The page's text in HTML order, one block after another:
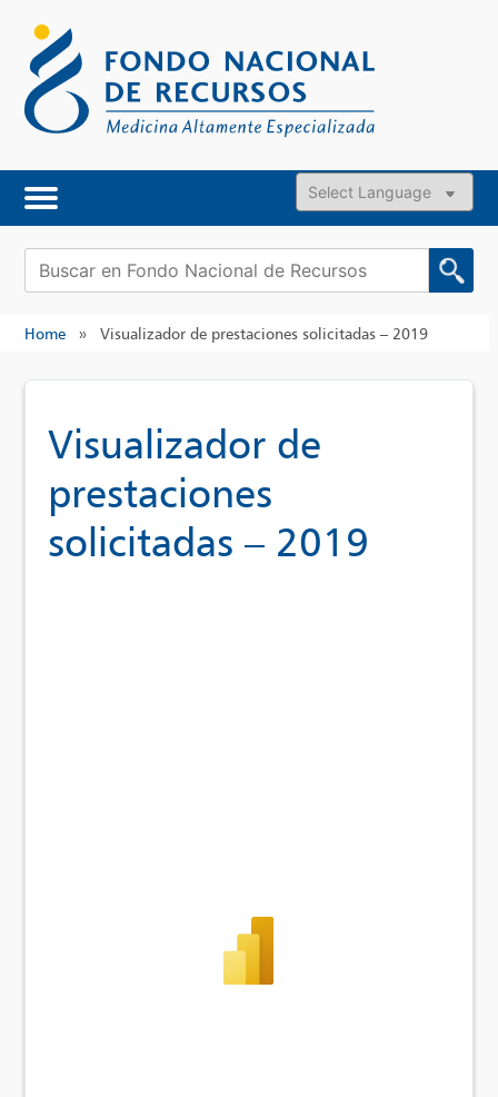
content
Powered by
Buscar:
Home » Visualizador de prestaciones solicitadas – 2019
Visualizador de
prestaciones
solicitadas – 2019